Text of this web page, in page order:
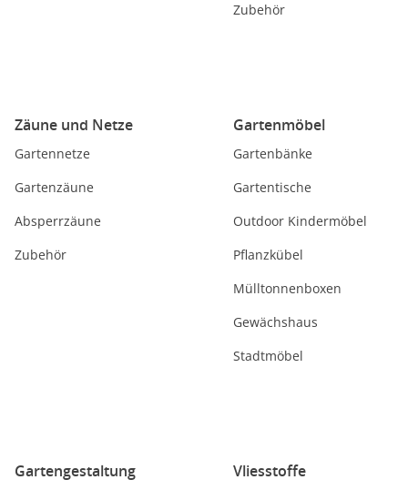
Zubehör
Zäune und Netze
Gartennetze
Gartenzäune
Absperrzäune
Zubehör
Gartenmöbel
Gartenbänke
Gartentische
Outdoor Kindermöbel
Pflanzkübel
Mülltonnenboxen
Gewächshaus
Stadtmöbel
Gartengestaltung Vliesstoffe